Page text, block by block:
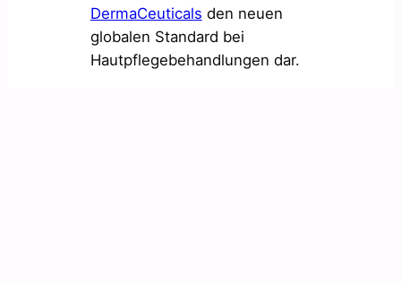
DermaCeuticals den neuen
globalen Standard bei
Hautpflegebehandlungen dar.